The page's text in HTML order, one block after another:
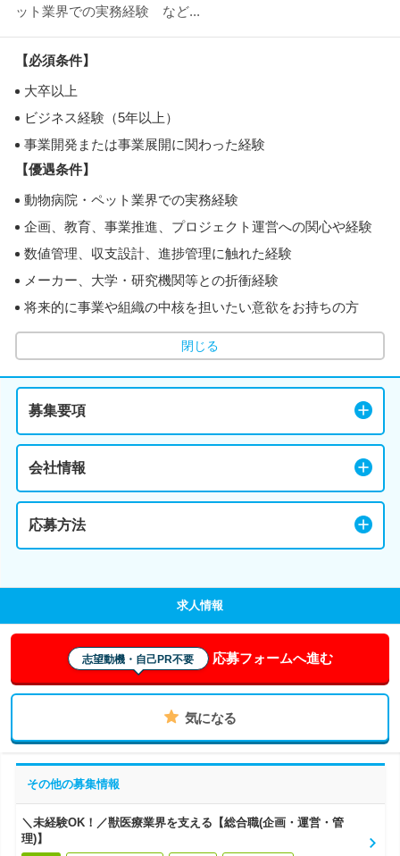
ット業界での実務経験 など...
【必須条件】
大卒以上
ビジネス経験（5年以上）
事業開発または事業展開に関わった経験
【優遇条件】
動物病院・ペット業界での実務経験
企画、教育、事業推進、プロジェクト運営への関心や経験
数値管理、収支設計、進捗管理に触れた経験
メーカー、大学・研究機関等との折衝経験
将来的に事業や組織の中核を担いたい意欲をお持ちの方
閉じる
募集要項
会社情報
応募方法
求人情報
志望動機・自己PR不要 応募フォームへ進む
気になる
その他の募集情報
＼未経験OK！／獣医療業界を支える【総合職(企画・運営・管
理)】